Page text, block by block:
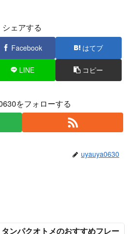
シェアする
Facebook はてブ
LINE コピー
をフォローする
uyauya0630
タンパクオトメのおすすめフレー